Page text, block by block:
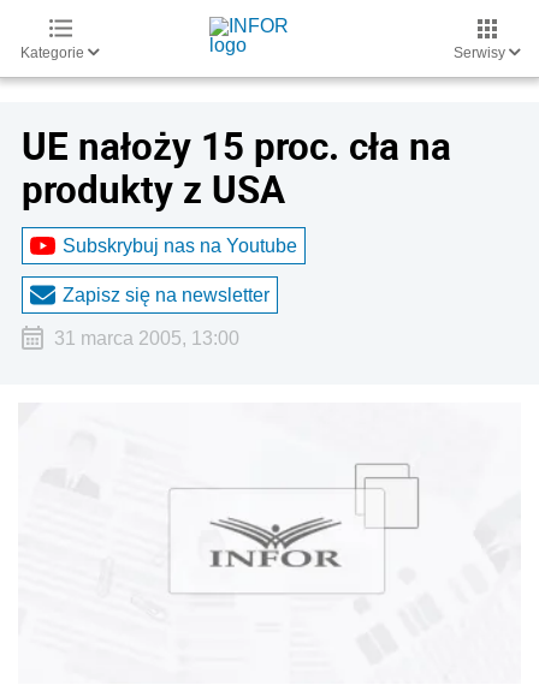
Kategorie Serwisy
UE nałoży 15 proc. cła na
produkty z USA
Subskrybuj nas na Youtube
Zapisz się na newsletter
31 marca 2005, 13:00